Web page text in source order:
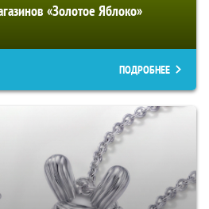
«Золотое Яблоко»
ПОДРОБНЕЕ